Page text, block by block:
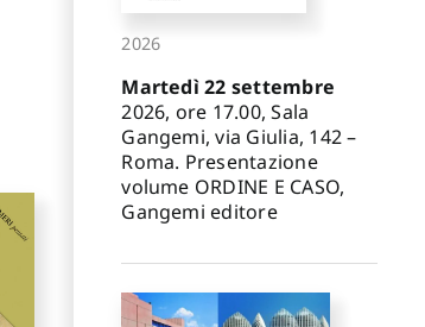
2026
Martedì 22 settembre
2026, ore 17.00, Sala
Gangemi, via Giulia, 142 –
Roma. Presentazione
volume ORDINE E CASO,
Gangemi editore